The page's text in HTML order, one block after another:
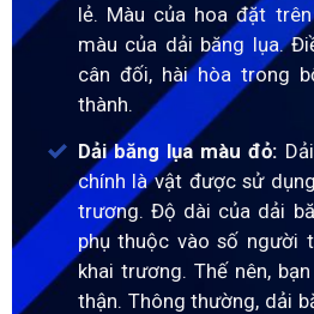
lẻ. Màu của hoa đặt
màu của dải băng lụa.
cân đối, hài hòa trong
thành.
Dải băng lụa màu đỏ:
chính là vật được sử
trương. Độ dài của dải
phụ thuộc vào số người
khai trương. Thế nên,
thận. Thông thường, dải